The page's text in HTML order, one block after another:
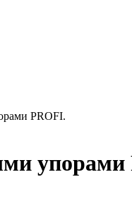
PROFI.
упорами